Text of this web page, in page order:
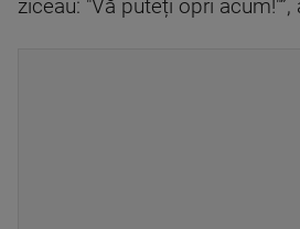
ziceau: "Vă puteți opri